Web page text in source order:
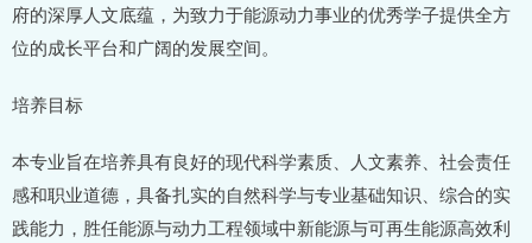
府的深厚人文底蕴，为致力于能源动力事业的优秀学子提供全方
位的成长平台和广阔的发展空间。
培养目标
本专业旨在培养具有良好的现代科学素质、人文素养、社会责任
感和职业道德，具备扎实的自然科学与专业基础知识、综合的实
践能力，胜任能源与动力工程领域中新能源与可再生能源高效利